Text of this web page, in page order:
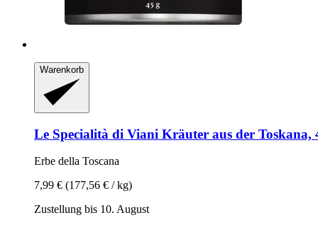
Warenkorb
Le Specialità di Viani Kräuter aus der Toskana,
Erbe della Toscana
7,99 € (177,56 € / kg)
Zustellung bis 10. August